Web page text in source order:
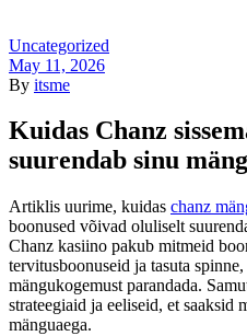
Categories
Uncategorized
May 11, 2026
By itsme
Kuidas Chanz
suurendab sinu
Artiklis uurime, kuidas chanz
boonused võivad oluliselt
Chanz kasiino pakub mitmeid
tervitusboonuseid ja tasuta
mängukogemust parandada.
strateegiaid ja eeliseid, et saaksid
mänguaega.